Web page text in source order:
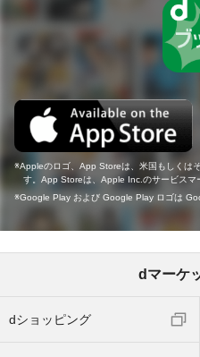
Appleのロゴ、App Storeは、米国もしくは
す。App Storeは、Apple Inc.のサービスマ
Google Play および Google Play ロゴは
dマーケ
dショッピング